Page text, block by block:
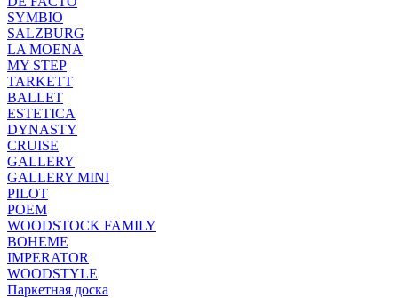
SYMBIO
SALZBURG
LA MOENA
MY STEP
TARKETT
BALLET
ESTETICA
DYNASTY
CRUISE
GALLERY
GALLERY MINI
PILOT
POEM
WOODSTOCK FAMILY
BOHEME
IMPERATOR
WOODSTYLE
Паркетная доска